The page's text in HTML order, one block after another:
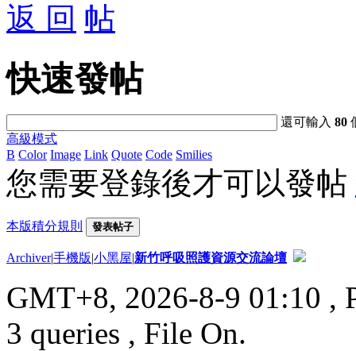
返 回
快速發帖
還可輸入80
高級模式
B Color Image Link Quote Code Smilies
您需要登錄後才可以發帖
本版積分規則 發表帖子
Archiver|手機版|小黑屋|新竹呼吸照護資源交流論壇
GMT+8, 2026-8-9 01:10 ,
3 queries , File On.